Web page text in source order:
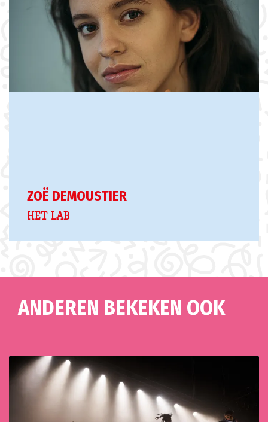
ZOË DEMOUSTIER
HET LAB
ANDEREN BEKEKEN OOK